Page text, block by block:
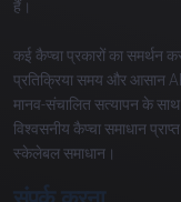
हैं।
कई कैप्चा प्रकारों का
प्रतिक्रिया समय और आसान
मानव-संचालित सत्यापन के
विश्वसनीय कैप्चा समाधान
स्केलेबल समाधान।